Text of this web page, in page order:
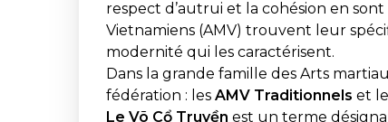
respect d’autrui et la cohésion en
Vietnamiens (AMV) trouvent leur
modernité qui les caractérisent.
Dans la grande famille des Arts
fédération : les AMV Traditionnels et le
Le Võ Cổ Truyền est un terme